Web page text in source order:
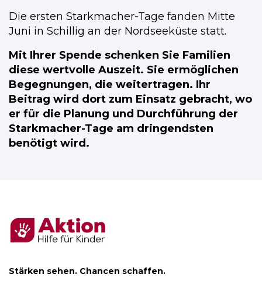
Die ersten Starkmacher-Tage fanden Mitte
Juni in Schillig an der Nordseeküste statt.
Mit Ihrer Spende schenken Sie Familien
diese wertvolle Auszeit. Sie ermöglichen
Begegnungen, die weitertragen. Ihr
Beitrag wird dort zum Einsatz gebracht, wo
er für die Planung und Durchführung der
Starkmacher-Tage am dringendsten
benötigt wird.
Stärken sehen. Chancen schaffen.